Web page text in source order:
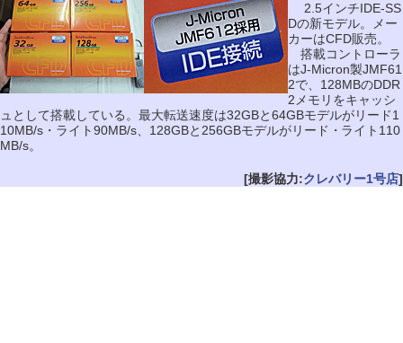
2.5インチIDE-SS
Dの新モデル。メー
カーはCFD販売。
搭載コントローラ
はJ-Micron製JMF61
2で、128MBのDDR
2メモリをキャッシ
ュとして搭載している。最大転送速度は32GBと64GBモデルがリード1
10MB/s・ライト90MB/s、128GBと256GBモデルがリード・ライト110
MB/s。
[撮影協力:クレバリー1号店]